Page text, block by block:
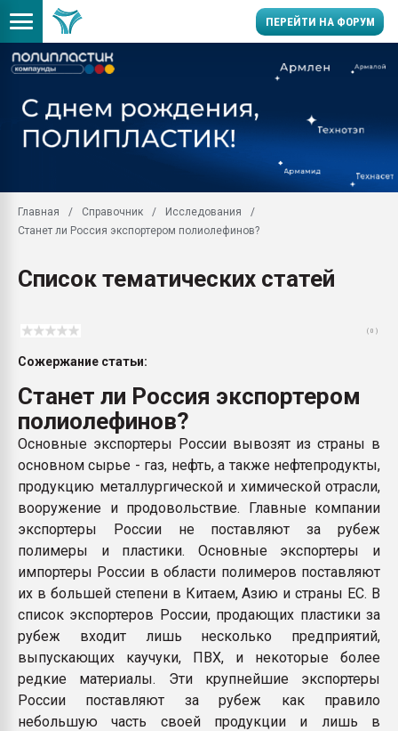
ПЕРЕЙТИ НА ФОРУМ
заводу пластмасс"
Подмосковье, Москва
ПЕРЕЙТИ НА
Главная Справочник
Исследования
Станет ли Россия экспортером полиолефинов?
Список тематических статей
( 0 )
Сожержание статьи:
Станет ли Россия экспортером
полиолефинов?
Основные экспортеры России вывозят из страны в
основном сырье - газ, нефть, а также нефтепродукты,
продукцию металлургической и химической отрасли,
вооружение и продовольствие. Главные компании
экспортеры России не поставляют за рубеж
полимеры и пластики. Основные экспортеры и
импортеры России в области полимеров поставляют
их в большей степени в Китаем, Азию и страны ЕС. В
список экспортеров России, продающих пластики за
рубеж входит лишь несколько предприятий,
выпускающих каучуки, ПВХ, и некоторые более
редкие материалы. Эти крупнейшие экспортеры
России поставляют за рубеж как правило
небольшую часть своей продукции и лишь в